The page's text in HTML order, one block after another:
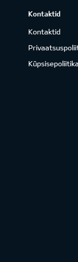
Kontaktid
Kontaktid
Küpsisepoliitika